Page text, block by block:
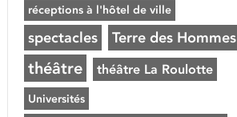
réceptions à l'hôtel de ville
spectacles Terre des Hommes
théâtre théâtre La Roulotte
Universités